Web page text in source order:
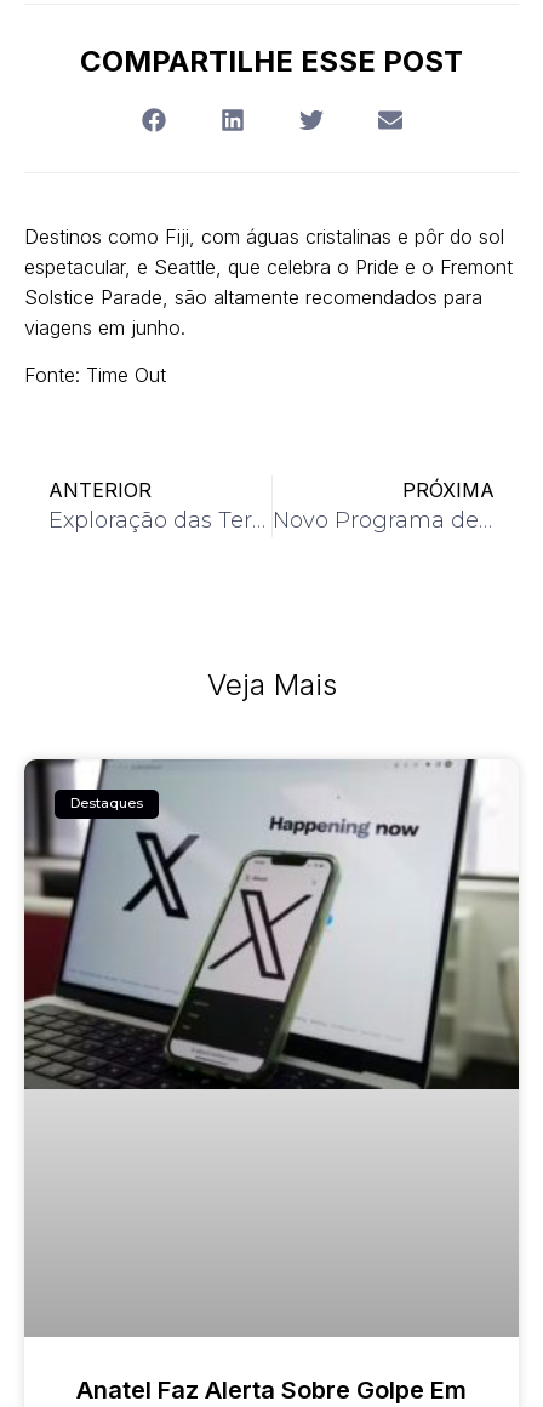
COMPARTILHE ESSE POST
Destinos como Fiji, com águas cristalinas e pôr do sol
espetacular, e Seattle, que celebra o Pride e o Fremont
Solstice Parade, são altamente recomendados para
viagens em junho.
Fonte: Time Out
ANTERIOR
Exploração das Terras Altas da Escócia
PRÓXIMA
Novo Programa de Fidelidade Aérea na China
Veja Mais
Destaques
Anatel Faz Alerta Sobre Golpe Em